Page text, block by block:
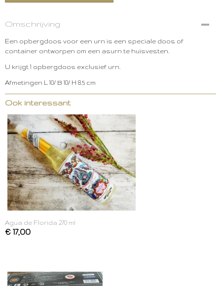
Omschrijving
Een opbergdoos voor een urn is een speciale doos of
container ontworpen om een asurn te huisvesten.
U krijgt 1 opbergdoos exclusief urn.
Afmetingen L 10/ B 10/ H 8.5 cm
Ook interessant
Agua de Florida 270 ml
€ 17,00